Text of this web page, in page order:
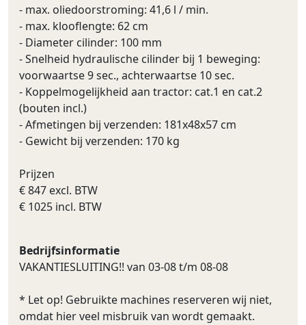
- max. oliedoorstroming: 41,6 l / min.
- max. klooflengte: 62 cm
- Diameter cilinder: 100 mm
- Snelheid hydraulische cilinder bij 1 beweging:
voorwaartse 9 sec., achterwaartse 10 sec.
- Koppelmogelijkheid aan tractor: cat.1 en cat.2
(bouten incl.)
- Afmetingen bij verzenden: 181x48x57 cm
- Gewicht bij verzenden: 170 kg
Prijzen
€ 847 excl. BTW
€ 1025 incl. BTW
Bedrijfsinformatie
VAKANTIESLUITING!! van 03-08 t/m 08-08
* Let op! Gebruikte machines reserveren wij niet,
omdat hier veel misbruik van wordt gemaakt.